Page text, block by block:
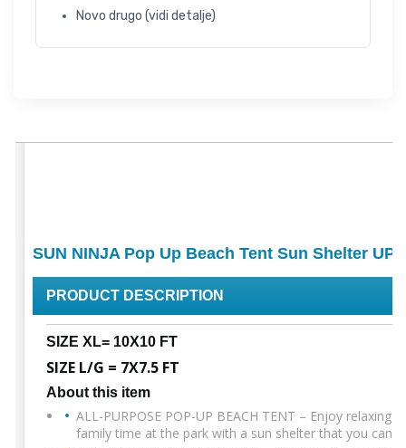
Novo drugo (vidi detalje)